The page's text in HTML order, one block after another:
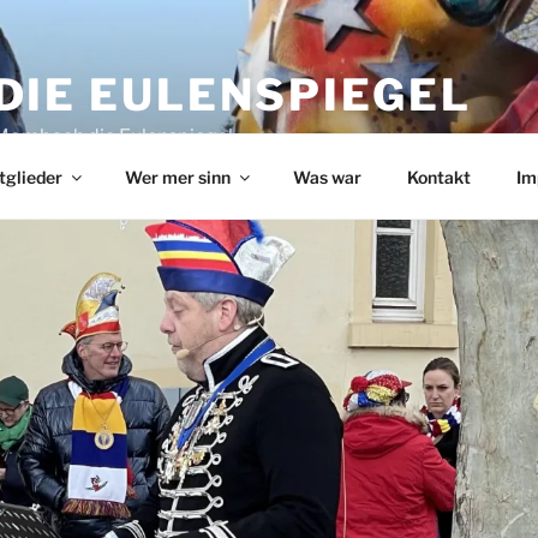
EULENSPIEGEL
die Eulenspiegel
Wer mer sinn Was war Kontakt